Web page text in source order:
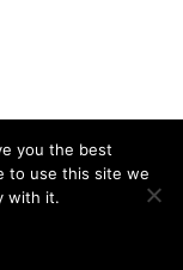
saugomos
you the best
to use this site we
with it.